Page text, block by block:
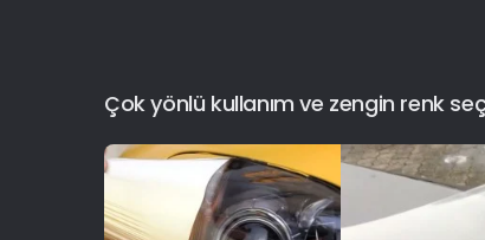
Çok yönlü kullanım ve zengin renk